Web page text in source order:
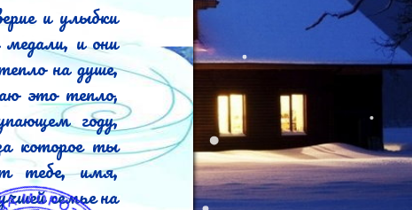
и улыбки
и они
на душе,
это тепло,
году,
которое ты
тебе, имя,
семье на